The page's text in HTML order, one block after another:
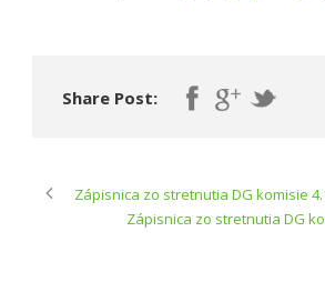
Share Post:
Zápisnica zo stretnutia DG komisie
Zápisnica zo stretnutia DG